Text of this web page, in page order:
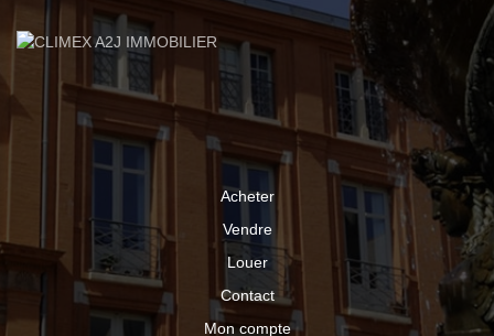
Acheter
Vendre
Louer
Contact
Mon compte